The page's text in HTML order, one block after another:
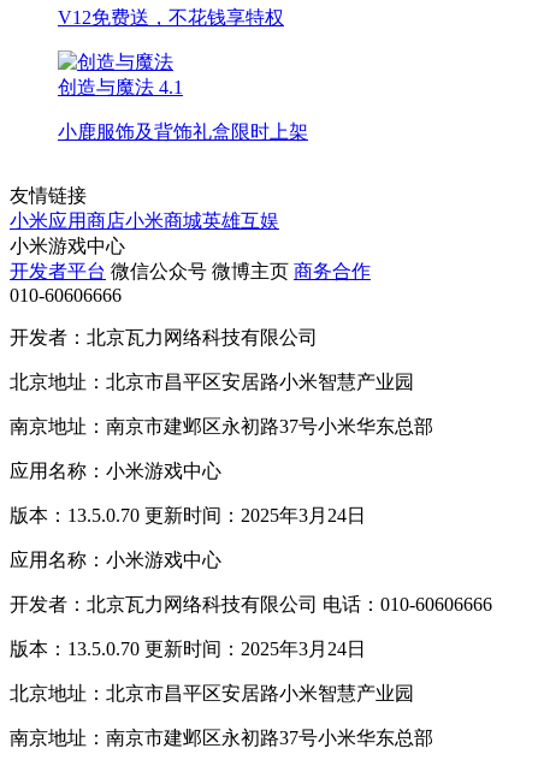
V12免费送，不花钱享特权
创造与魔法 4.1
小鹿服饰及背饰礼盒限时上架
友情链接
小米应用商店小米商城英雄互娱
小米游戏中心
开发者平台 微信公众号 微博主页 商务合作
010-60606666
开发者：北京瓦力网络科技有限公司
北京地址：北京市昌平区安居路小米智慧产业园
南京地址：南京市建邺区永初路37号小米华东总部
应用名称：小米游戏中心
版本：13.5.0.70 更新时间：2025年3月24日
应用名称：小米游戏中心
开发者：北京瓦力网络科技有限公司 电话：010-60606666
版本：13.5.0.70 更新时间：2025年3月24日
北京地址：北京市昌平区安居路小米智慧产业园
南京地址：南京市建邺区永初路37号小米华东总部